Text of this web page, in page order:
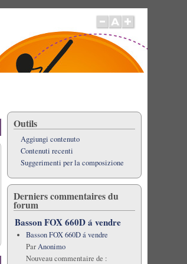
Outils
Aggiungi contenuto
Contenuti recenti
Suggerimenti per la composizione
Derniers commentaires du
forum
Basson FOX 660D á vendre
Basson FOX 660D á vendre
ParAnonimo
Nouveau commentaire de :